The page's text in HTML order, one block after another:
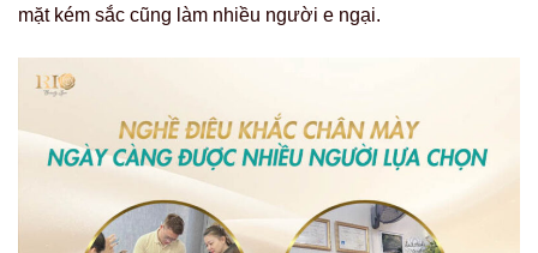
mặt kém sắc cũng làm nhiều người e ngại.